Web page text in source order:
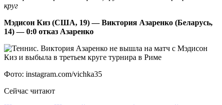
круг
Мэдисон Киз (США, 19) — Виктория Азаренко (Беларусь,
14) — 0:0 отказ Азаренко
Фото: instagram.com/vichka35
Сейчас читают